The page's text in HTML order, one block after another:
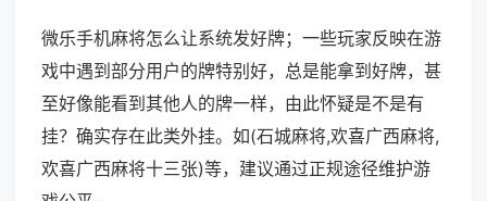
微乐手机麻将怎么让系统发好牌；一些玩家反映在游
戏中遇到部分用户的牌特别好，总是能拿到好牌，甚
至好像能看到其他人的牌一样，由此怀疑是不是有
挂？确实存在此类外挂。如(石城麻将,欢喜广西麻将,
欢喜广西麻将十三张)等，建议通过正规途径维护游